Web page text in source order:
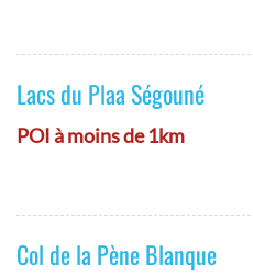
Lacs du Plaa Ségouné
POI à moins de 1km
Col de la Pène Blanque